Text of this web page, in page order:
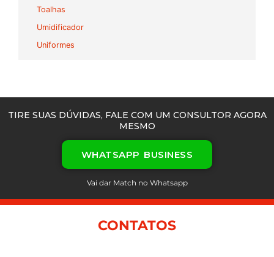
Toalhas
Umidificador
Uniformes
TIRE SUAS DÚVIDAS, FALE COM UM CONSULTOR AGORA
MESMO
WHATSAPP BUSINESS
Vai dar Match no Whatsapp
CONTATOS